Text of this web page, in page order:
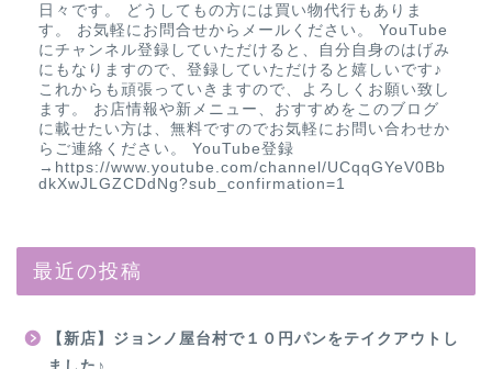
日々です。 どうしてもの方には買い物代行もありま
す。 お気軽にお問合せからメールください。 YouTube
にチャンネル登録していただけると、自分自身のはげみ
にもなりますので、登録していただけると嬉しいです♪
これからも頑張っていきますので、よろしくお願い致し
ます。 お店情報や新メニュー、おすすめをこのブログ
に載せたい方は、無料ですのでお気軽にお問い合わせか
らご連絡ください。 YouTube登録
→https://www.youtube.com/channel/UCqqGYeV0Bb
dkXwJLGZCDdNg?sub_confirmation=1
最近の投稿
【新店】ジョンノ屋台村で１０円パンをテイクアウトし